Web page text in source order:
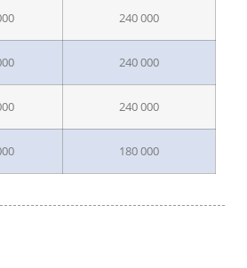
240 000
240 000
240 000
180 000